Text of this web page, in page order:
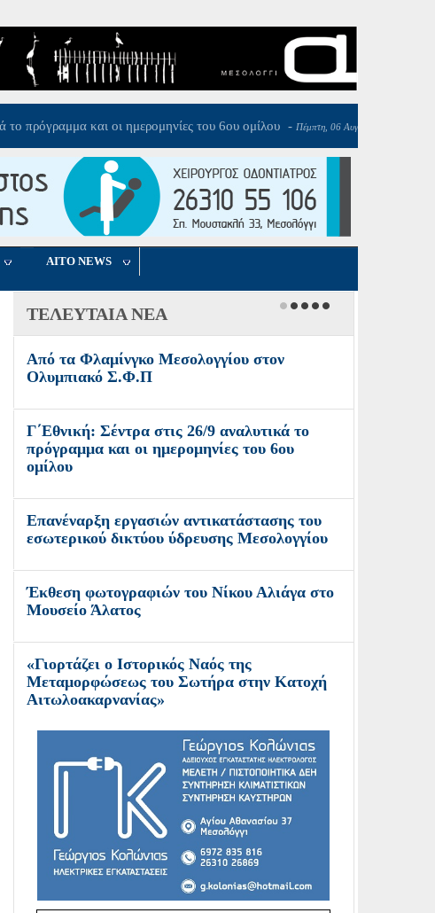
- Πέμπτη, 06 Αυγούστου 2026 17:23
AITO NEWS
ΤΕΛΕΥΤΑΙΑ ΝΕΑ
Από τα Φλαμίνγκο Μεσολογγίου στον
Ολυμπιακό Σ.Φ.Π
Γ΄Εθνική: Σέντρα στις 26/9 αναλυτικά το
πρόγραμμα και οι ημερομηνίες του 6ου
ομίλου
Επανέναρξη εργασιών αντικατάστασης του
εσωτερικού δικτύου ύδρευσης Μεσολογγίου
Έκθεση φωτογραφιών του Νίκου Αλιάγα στο
Μουσείο Άλατος
«Γιορτάζει ο Ιστορικός Ναός της
Μεταμορφώσεως του Σωτήρα στην Κατοχή
Αιτωλοακαρνανίας»